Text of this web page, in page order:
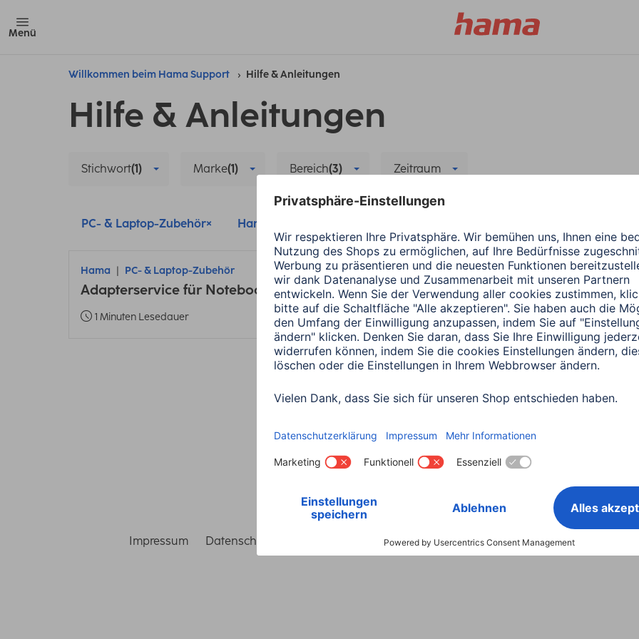
Menü
Willkommen beim Hama Support Hilfe & Anleitungen
Hilfe & Anleitungen
Stichwort(1) Marke(1) Bereich(3) Zeitraum
PC- & Laptop-Zubehör Hama
Hama PC- & Laptop-Zubehör
Adapterservice für Notebooknetzteile
1 Minuten Lesedauer
Land wählen
Impressum Datenschutz Garantiebestimmungen Konformitätserklärungen